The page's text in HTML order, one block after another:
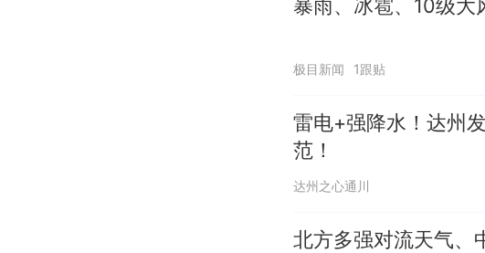
暴雨、冰雹、10级大
极目新闻 1跟贴
雷电+强降水！达州
范！
达州之心通川
北方多强对流天气、